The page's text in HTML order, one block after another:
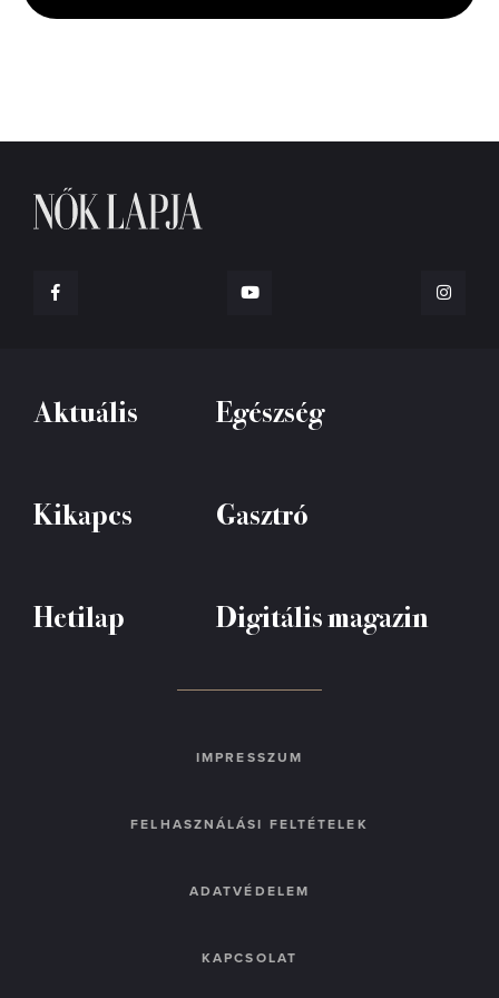
seconds
Aktuális Egészség
Kikapcs Gasztró
Hetilap Digitális magazin
IMPRESSZUM
FELHASZNÁLÁSI FELTÉTELEK
ADATVÉDELEM
KAPCSOLAT